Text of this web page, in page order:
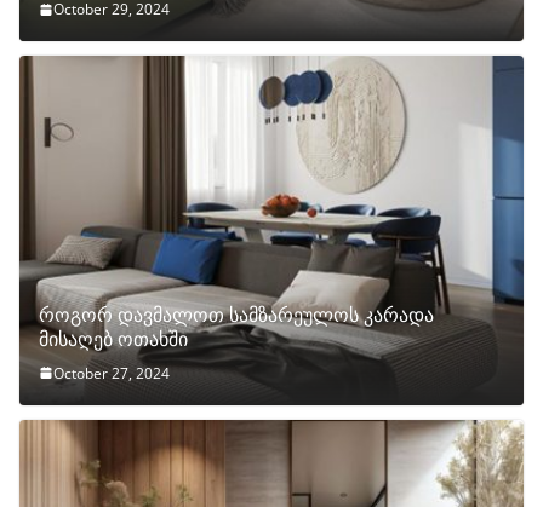
October 29, 2024
როგორ დავმალოთ სამზარეულოს კარადა
მისაღებ ოთახში
October 27, 2024